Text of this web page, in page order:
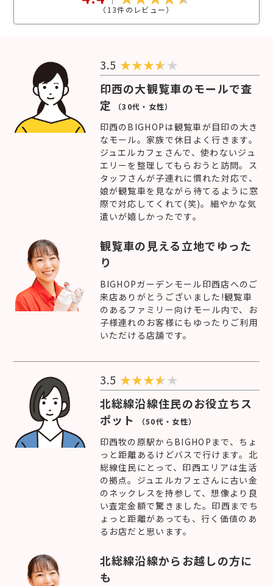
（ 13件のレビュー）
3.5 ★★★
★
印西の大観覧車のモールで査
定
（30代・女性）
印西のBIGHOPは観覧車が目印の大き
なモール。家族で休日よく行きます。
ジュエルカフェさんで、使わないジュ
エリーを整理してもらおうと訪問。ス
タッフさんが子連れに慣れた対応で、
娘が観覧車を見ながら待てるように窓
際で対応してくれて(笑)。細やかな気
遣いが嬉しかったです。
観覧車の見える立地でゆった
り
BIGHOPガーデンモール印西店へのご
来店ありがとうございました!観覧車
のあるファミリー向けモール内で、お
子様連れのお客様にもゆったりご利用
いただける店舗です。
3.5 ★★★
★
北総線沿線住民のお役立ちス
ポット
（50代・女性）
印西牧の原駅からBIGHOPまで、ちょ
っと距離あるけどバスで行けます。北
総線住民にとって、印西エリアは生活
の拠点。ジュエルカフェさんに古い金
のネックレスを持参して、想像より良
い査定金額で驚きました。印西までち
ょっと距離があっても、行く価値のあ
るお店だと思います。
北総線沿線からお越しの方に
も